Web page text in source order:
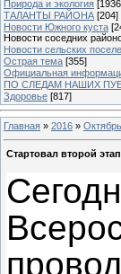
Природа и экология
ТАЛАНТЫ РАЙОНА [204]
Новости Южного куста
Новости соседних
Новости сельских
Острая тема [355]
Официальная
ПО СЛЕДАМ НАШИХ
Здоровье [817]
Главная » 2016 » Октябрь
Стартовал второй